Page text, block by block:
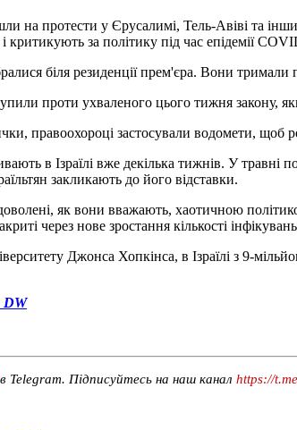
на протести у Єрусалимі, Тель-Авіві та
критикують за політику під час епідемії
біля резиденції прем'єра. Вони
проти ухваленого цього тижня закону,
правоохороці застосували водомети, щоб
в Ізраїлі вже декілька тижнів. У травні
закликають до його відставки.
як вони вважають, хаотичною
через нове зростання кількості
Джонса Хопкінса, в Ізраїлі з 9-
DW
в Telegram. Підписуйтесь на наш канал https://